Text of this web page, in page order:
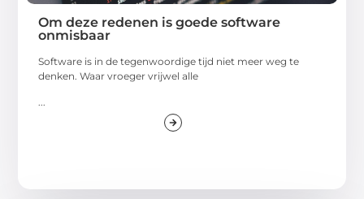
Om deze redenen is goede software
onmisbaar
Software is in de tegenwoordige tijd niet meer weg te
denken. Waar vroeger vrijwel alle
...